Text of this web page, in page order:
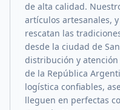
de alta calidad.
artículos artesanales,
rescatan las
desde la ciudad de
distribución y
de la República
logística confiables,
lleguen en perfectas